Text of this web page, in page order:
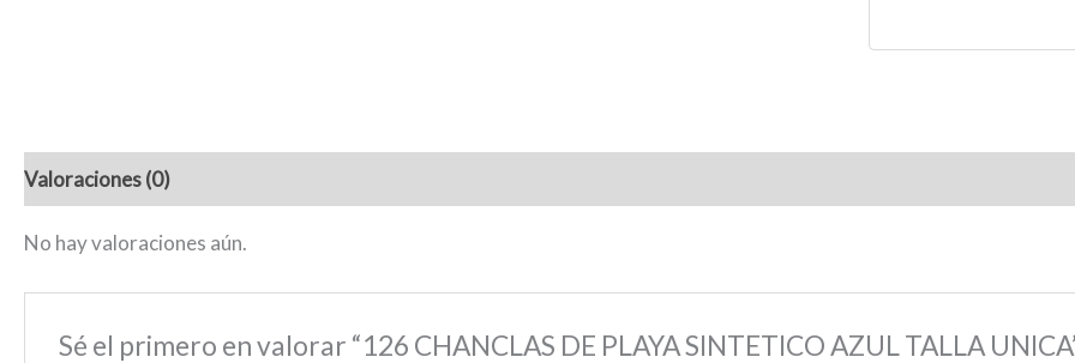
Valoraciones (0)
No hay valoraciones aún.
Sé el primero en valorar “126 CHANCLAS DE PLAYA SINTETICO AZUL TALLA